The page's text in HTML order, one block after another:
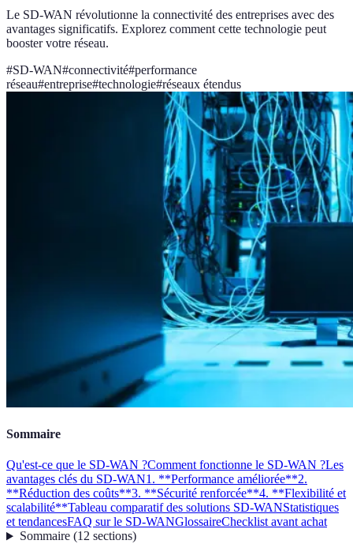
Le SD-WAN révolutionne la connectivité des entreprises avec des
avantages significatifs. Explorez comment cette technologie peut
booster votre réseau.
#SD-WAN#connectivité#performance
réseau#entreprise#technologie#réseaux étendus
Sommaire
Qu'est-ce que le SD-WAN ?Comment fonctionne le SD-WAN ?Les
avantages clés du SD-WAN1. **Performance améliorée**2.
**Réduction des coûts**3. **Sécurité renforcée**4. **Flexibilité et
scalabilité**Tableau comparatif des solutions SD-WANStatistiques
et tendancesFAQ sur le SD-WANGlossaireChecklist avant achat
Sommaire(12 sections)